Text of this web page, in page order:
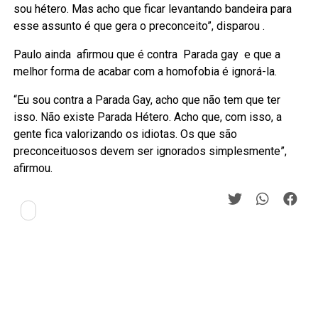
sou hétero. Mas acho que ficar levantando bandeira para
esse assunto é que gera o preconceito”, disparou .
Paulo ainda afirmou que é contra Parada gay e que a
melhor forma de acabar com a homofobia é ignorá-la.
“Eu sou contra a Parada Gay, acho que não tem que ter
isso. Não existe Parada Hétero. Acho que, com isso, a
gente fica valorizando os idiotas. Os que são
preconceituosos devem ser ignorados simplesmente”,
afirmou.